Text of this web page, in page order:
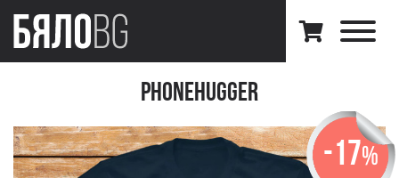
PhoneHugger
-17%